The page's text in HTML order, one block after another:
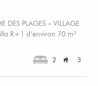
DES PLAGES – VILLAGE
R+1 d’environ 70 m²
2 3